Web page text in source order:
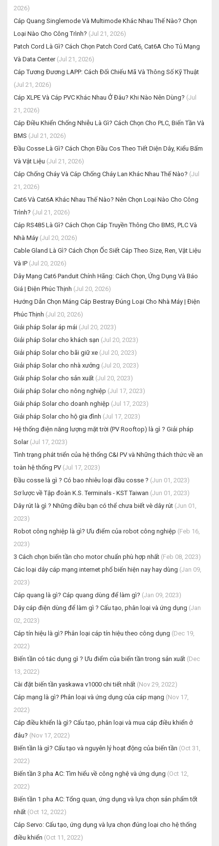
2026)
Cáp Quang Singlemode Và Multimode Khác Nhau Thế Nào? Chọn
Loại Nào Cho Công Trình? (Jul 21, 2026)
Patch Cord Là Gì? Cách Chọn Patch Cord Cat6, Cat6A Cho Tủ Mạng
Và Data Center(Jul 21, 2026)
Cáp Tương Đương LAPP: Cách Đối Chiếu Mã Và Thông Số Kỹ Thuật
(Jul 21, 2026)
Cáp XLPE Và Cáp PVC Khác Nhau Ở Đâu? Khi Nào Nên Dùng? (Jul
21, 2026)
Cáp Điều Khiển Chống Nhiễu Là Gì? Cách Chọn Cho PLC, Biến Tần Và
BMS (Jul 21, 2026)
Đầu Cosse Là Gì? Cách Chọn Đầu Cos Theo Tiết Diện Dây, Kiểu Bấm
Và Vật Liệu (Jul 21, 2026)
Cáp Chống Cháy Và Cáp Chống Cháy Lan Khác Nhau Thế Nào? (Jul
21, 2026)
Cat6 Và Cat6A Khác Nhau Thế Nào? Nên Chọn Loại Nào Cho Công
Trình? (Jul 21, 2026)
Cáp RS485 Là Gì? Cách Chọn Cáp Truyền Thông Cho BMS, PLC Và
Nhà Máy (Jul 20, 2026)
Cable Gland Là Gì? Cách Chọn Ốc Siết Cáp Theo Size, Ren, Vật Liệu
Và IP (Jul 20, 2026)
Dây Mạng Cat6 Panduit Chính Hãng: Cách Chọn, Ứng Dụng Và Báo
Giá | Điện Phúc Thịnh (Jul 20, 2026)
Hướng Dẫn Chọn Máng Cáp Bestray Đúng Loại Cho Nhà Máy | Điện
Phúc Thịnh (Jul 20, 2026)
Giải pháp Solar áp mái (Jul 20, 2023)
Giải pháp Solar cho khách sạn (Jul 20, 2023)
Giải pháp Solar cho bãi giữ xe (Jul 20, 2023)
Giải pháp Solar cho nhà xưởng (Jul 20, 2023)
Giải pháp Solar cho sản xuất (Jul 20, 2023)
Giải pháp Solar cho nông nghiệp (Jul 17, 2023)
Giải pháp Solar cho doanh nghiệp (Jul 17, 2023)
Giải pháp Solar cho hộ gia đình (Jul 17, 2023)
Hệ thống điện năng lượng mặt trời (PV Rooftop) là gì ? Giải pháp
Solar(Jul 17, 2023)
Tình trạng phát triển của hệ thống C&I PV và Những thách thức về an
toàn hệ thống PV (Jul 17, 2023)
Đầu cosse là gì ? Có bao nhiêu loại đầu cosse ? (Jun 01, 2023)
Sơ lược về Tập đoàn K.S. Terminals - KST Taiwan (Jun 01, 2023)
Dây rút là gì ? Những điều bạn có thể chưa biết vè dây rút (Jun 01,
2023)
Robot công nghiệp là gì? Ưu điểm của robot công nghiệp (Feb 16,
2023)
3 Cách chọn biến tần cho motor chuẩn phù hợp nhất (Feb 08, 2023)
Các loại dây cáp mạng internet phổ biến hiện nay hay dùng (Jan 09,
2023)
Cáp quang là gì? Cáp quang dùng để làm gì? (Jan 09, 2023)
Dây cáp điện dùng để làm gì ? Cấu tạo, phân loại và ứng dụng (Jan
02, 2023)
Cáp tín hiệu là gì? Phân loại cáp tín hiệu theo công dụng (Dec 19,
2022)
Biến tần có tác dụng gì ? Ưu điểm của biến tần trong sản xuất (Dec
13, 2022)
Cài đặt biến tần yaskawa v1000 chi tiết nhất (Nov 29, 2022)
Cáp mạng là gì? Phân loại và ứng dụng của cáp mạng (Nov 17,
2022)
Cáp điều khiển là gì? Cấu tạo, phân loại và mua cáp điều khiển ở
đâu? (Nov 17, 2022)
Biến tần là gì? Cấu tạo và nguyên lý hoạt động của biến tần (Oct 31,
2022)
Biến tần 3 pha AC: Tìm hiểu về công nghệ và ứng dụng (Oct 12,
2022)
Biến tần 1 pha AC: Tổng quan, ứng dụng và lựa chọn sản phẩm tốt
nhất (Oct 12, 2022)
Cáp Servo: Cấu tạo, ứng dụng và lựa chọn đúng loại cho hệ thống
điều khiển (Oct 11, 2022)